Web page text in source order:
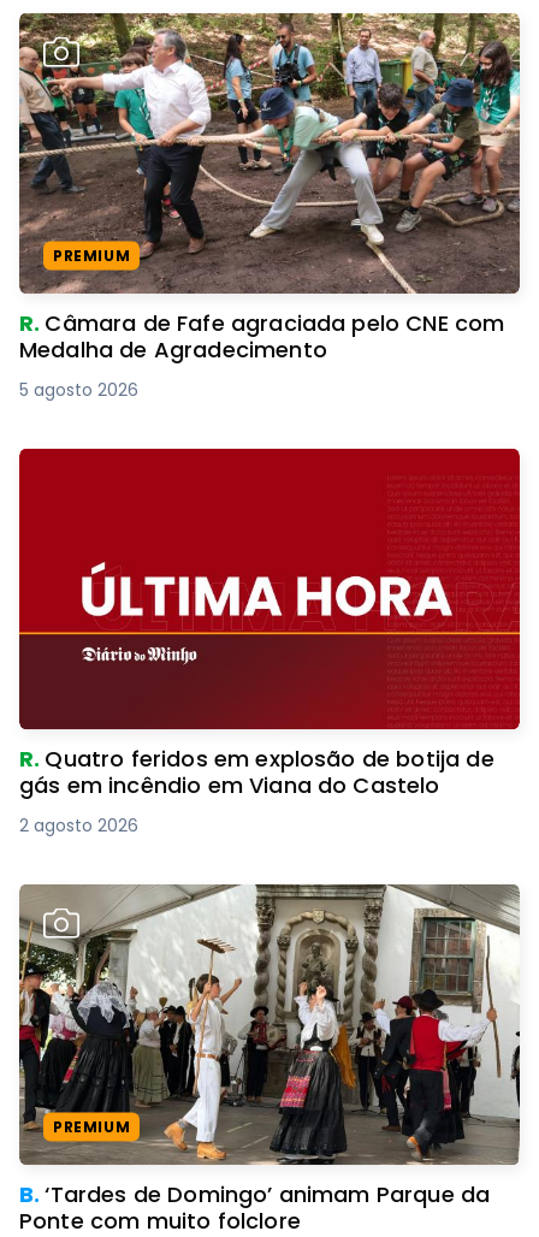
PREMIUM
R. Câmara de Fafe agraciada pelo CNE com
Medalha de Agradecimento
5 agosto 2026
R. Quatro feridos em explosão de botija de
gás em incêndio em Viana do Castelo
2 agosto 2026
PREMIUM
B.‘Tardes de Domingo’ animam Parque da
Ponte com muito folclore